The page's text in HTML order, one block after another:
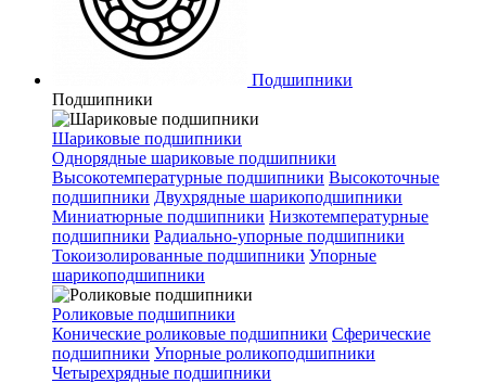
Подшипники
Подшипники
Шариковые подшипники
Однорядные шариковые подшипники
Высокотемпературные подшипники Высокоточные
подшипники Двухрядные шарикоподшипники
Миниатюрные подшипники Низкотемпературные
подшипники Радиально-упорные подшипники
Токоизолированные подшипники Упорные
шарикоподшипники
Роликовые подшипники
Конические роликовые подшипники Сферические
подшипники Упорные роликоподшипники
Четырехрядные подшипники